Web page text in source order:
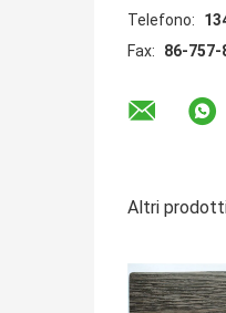
Telefono:
Fax:
86-757-
Altri